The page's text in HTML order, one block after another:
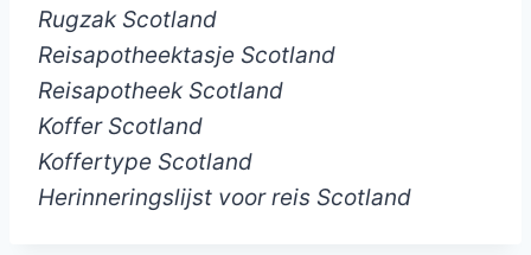
Rugzak Scotland
Reisapotheektasje Scotland
Reisapotheek Scotland
Koffer Scotland
Koffertype Scotland
Herinneringslijst voor reis Scotland